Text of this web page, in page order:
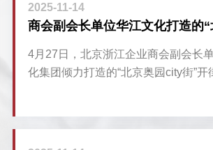
2025-11-14
4月27日，北京浙江企业商会副会长
化集团倾力打造的“北京奥园city街”开
仪式隆重举行。商会秘书长孙国英应
地标诞生。